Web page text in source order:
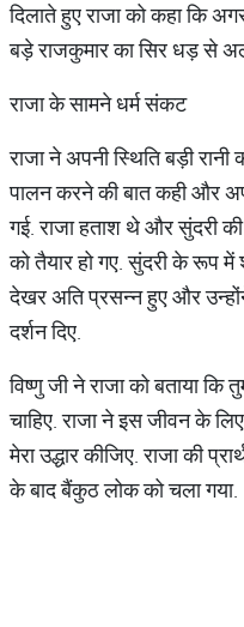
दिलाते हुए राजा को कहा कि
बड़े राजकुमार का सिर धड़ से
राजा के सामने धर्म संकट
राजा ने अपनी स्थिति बड़ी रानी
पालन करने की बात कही और
गई. राजा हताश थे और सुंदरी
को तैयार हो गए. सुंदरी के रूप में
देखर अति प्रसन्न हुए और
दर्शन दिए.
विष्णु जी ने राजा को बताया कि
चाहिए. राजा ने इस जीवन के
मेरा उद्धार कीजिए. राजा की
के बाद बैंकुठ लोक को चला गया.